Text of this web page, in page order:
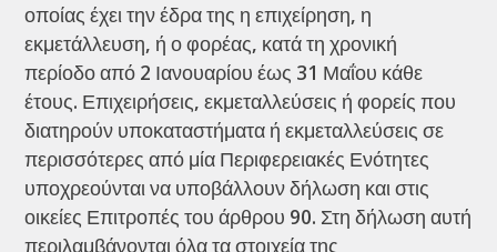
οποίας έχει την έδρα της η επιχείρηση, η
εκμετάλλευση, ή ο φορέας, κατά τη χρονική
περίοδο από 2 Ιανουαρίου έως 31 Μαΐου κάθε
έτους. Επιχειρήσεις, εκμεταλλεύσεις ή φορείς που
διατηρούν υποκαταστήματα ή εκμεταλλεύσεις σε
περισσότερες από μία Περιφερειακές Ενότητες
υποχρεούνται να υποβάλλουν δήλωση και στις
οικείες Επιτροπές του άρθρου 90. Στη δήλωση αυτή
περιλαμβάνονται όλα τα στοιχεία της